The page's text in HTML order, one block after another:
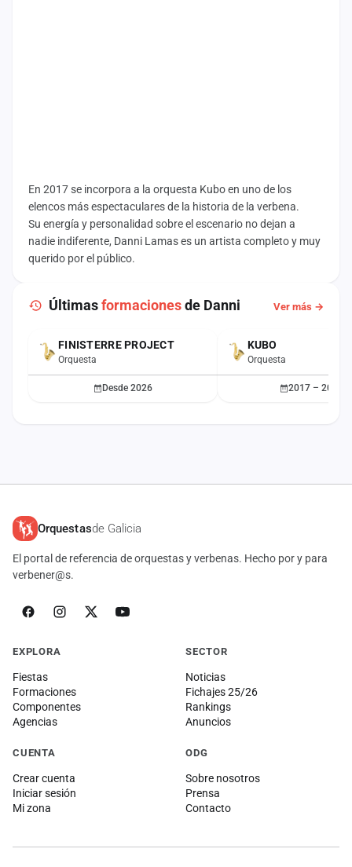
En 2017 se incorpora a la orquesta Kubo en uno de los
elencos más espectaculares de la historia de la verbena.
Su energía y personalidad sobre el escenario no dejan a
nadie indiferente, Danni Lamas es un artista completo y muy
querido por el público.
Últimasformacionesde Danni Ver más →
ACTUALFINISTERRE PROJECT
Orquesta
Desde 2026
KUBO
Orquesta
2017 – 2025
Orquestasde Galicia
El portal de referencia de orquestas y verbenas. Hecho por y para
verbener@s.
EXPLORA
Fiestas
Formaciones
Componentes
Agencias
SECTOR
Noticias
Fichajes 25/26
Rankings
Anuncios
CUENTA
Crear cuenta
Iniciar sesión
Mi zona
ODG
Sobre nosotros
Prensa
Contacto